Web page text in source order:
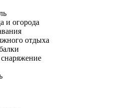
и огорода
отдыха